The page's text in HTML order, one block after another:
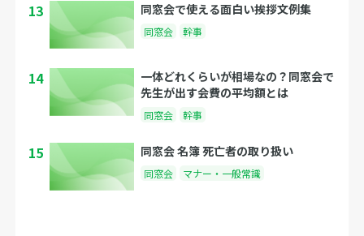
13 同窓会で使える面白い挨拶文例集
同窓会 幹事
14
一体どれくらいが相場なの？同窓会で
先生が出す会費の平均額とは
同窓会 幹事
15 同窓会 名簿 死亡者の取り扱い
同窓会 マナー・一般常識